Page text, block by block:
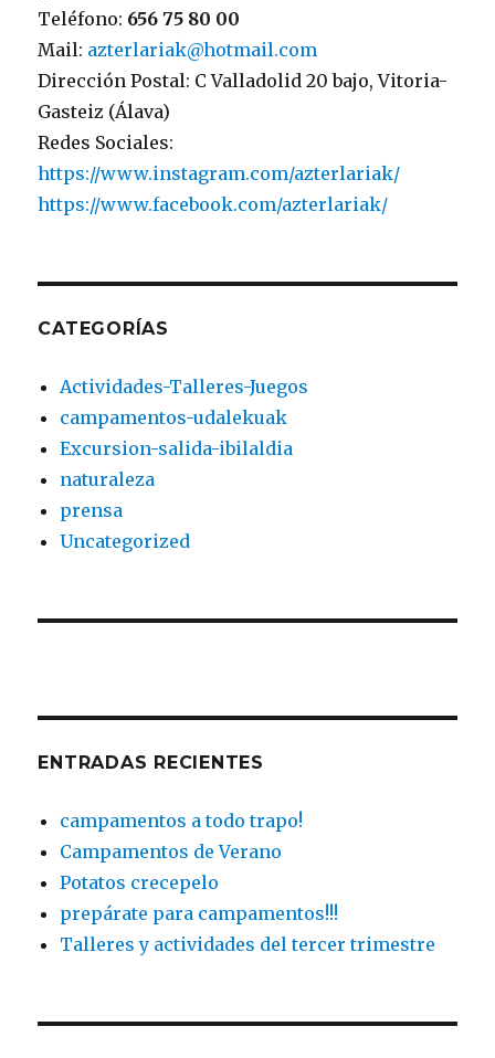
Teléfono: 656 75 80 00
Mail: azterlariak@hotmail.com
Dirección Postal: C Valladolid 20 bajo, Vitoria-
Gasteiz (Álava)
Redes Sociales:
https://www.instagram.com/azterlariak/
https://www.facebook.com/azterlariak/
CATEGORÍAS
Actividades-Talleres-Juegos
campamentos-udalekuak
Excursion-salida-ibilaldia
naturaleza
prensa
Uncategorized
ENTRADAS RECIENTES
campamentos a todo trapo!
Campamentos de Verano
Potatos crecepelo
prepárate para campamentos!!!
Talleres y actividades del tercer trimestre